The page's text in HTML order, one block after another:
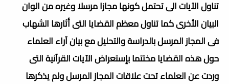
تناول الآيات الى تحتمل كونها مجازا مرسلا وغيره من الوان
البيان الأخرى كما تناول معظم القضايا التى أثارها الشهاب
فى المجاز المرسل بالدراسة والتحليل مع بيان آراء العلماء
حول هذه القضايا مختتما بإستعراض الآيات القرآنية التى
وردت عن العلماء تحت علاقات المجاز المرسل ولم يذكرها